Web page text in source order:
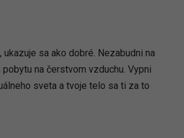
ukazuje sa ako dobré. Nezabudni na
na čerstvom vzduchu. Vypni
sveta a tvoje telo sa ti za to